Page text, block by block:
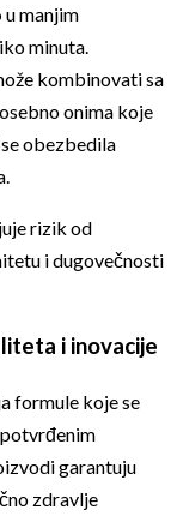
u manjim
minuta.
kombinovati sa
onima koje
obezbedila
rizik od
i dugovečnosti
i inovacije
formule koje se
garantuju
zdravlje